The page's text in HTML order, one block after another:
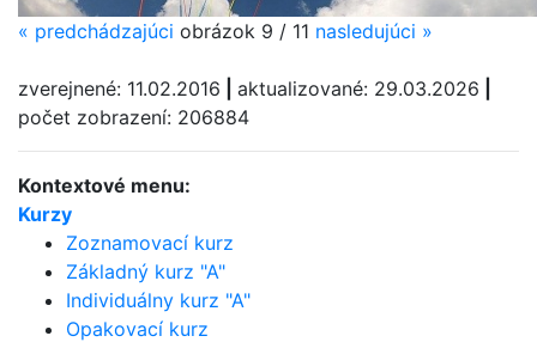
« predchádzajúci obrázok 9 / 11 nasledujúci »
zverejnené: 11.02.2016 aktualizované: 29.03.2026
počet zobrazení: 206884
Kontextové menu:
Kurzy
Zoznamovací kurz
Základný kurz "A"
Individuálny kurz "A"
Opakovací kurz